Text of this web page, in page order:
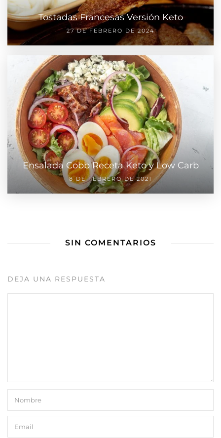
Tostadas Francesas Versión Keto
27 DE FEBRERO DE 2024
Ensalada Cobb Receta Keto y Low Carb
8 DE FEBRERO DE 2021
SIN COMENTARIOS
DEJA UNA RESPUESTA